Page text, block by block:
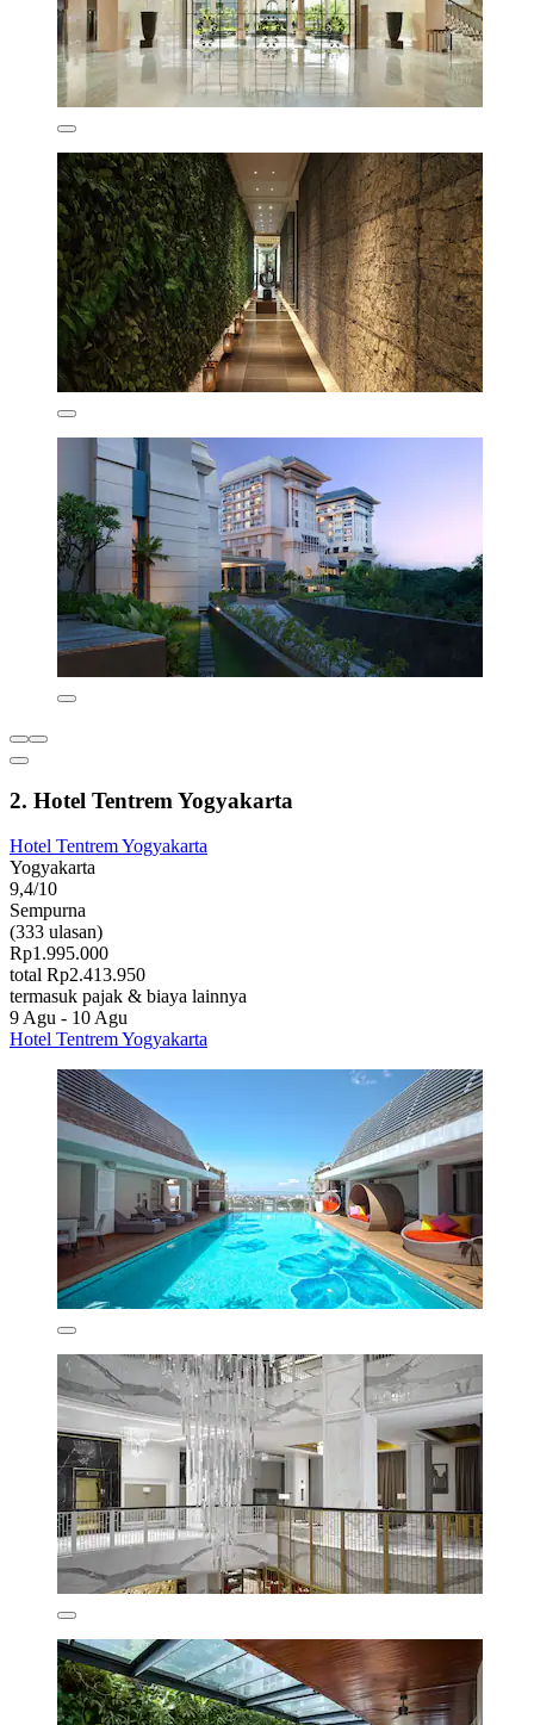
2. Hotel Tentrem Yogyakarta
Hotel Tentrem Yogyakarta
Yogyakarta
9,4/10
Sempurna
(333 ulasan)
Rp1.995.000
total Rp2.413.950
termasuk pajak & biaya lainnya
9 Agu - 10 Agu
Hotel Tentrem Yogyakarta